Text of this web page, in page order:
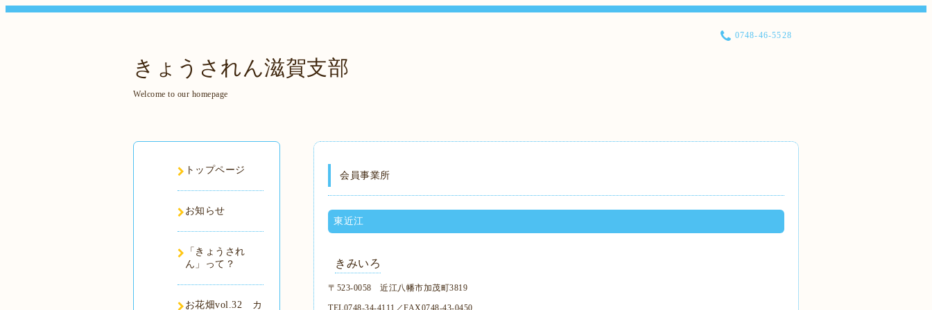
きょうされん滋賀支部
Welcome to our homepage
0748-46-5528
会員事業所
東近江
きみいろ
〒523-0058 近江八幡市加茂町3819
TEL0748-34-4111／FAX0748-43-0450
トップページ
お知らせ
「きょうされ
ん」って？
お花畑vol.32 カ